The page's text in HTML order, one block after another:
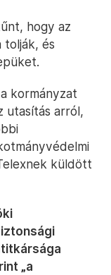
hogy az
tolják, és
kormányzat
utasítás arról,
küldött
„a